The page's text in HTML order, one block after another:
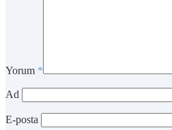
Yorum *
Ad
E-posta